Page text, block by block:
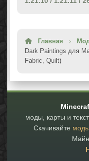
Главная ›
Dark Paintings для
Fabric, Quilt)
моды, карты и
Скачивайте моды